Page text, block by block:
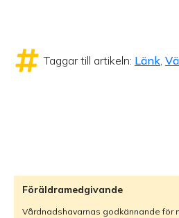
Taggar till artikeln: Länk,
Föräldramedgivande
Vårdnadshavarnas godkännande för